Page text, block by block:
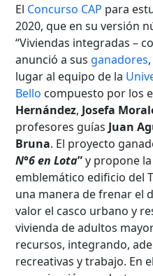
El Concurso CAP para
2020, que en su versión
“Viviendas integradas –
anunció a sus ganadores
lugar al equipo de la
Bello compuesto por los
Hernández, Josefa
profesores guías Juan
Bruna. El proyecto
N°6 en Lota”y propone
emblemático edificio del
una manera de frenar el
valor el casco urbano y
vivienda de adultos
recursos, integrando,
recreativas y trabajo. En